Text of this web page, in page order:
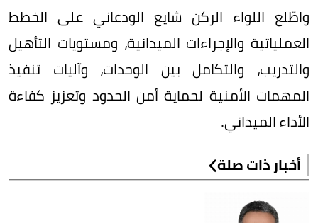
واطّلع اللواء الركن شايع الودعاني على الخطط
العملياتية والإجراءات الميدانية، ومستويات التأهيل
والتدريب، والتكامل بين الوحدات، وآليات تنفيذ
المهمات الأمنية لحماية أمن الحدود وتعزيز كفاءة
الأداء الميداني.
أخبار ذات صلة